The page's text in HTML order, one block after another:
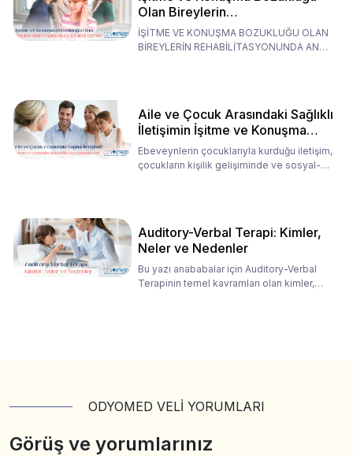
Olan Bireylerin
Rehabilitasyonunda Ana
Babaların Tutumları
İŞİTME VE KONUŞMA BOZUKLUĞU OLAN
BİREYLERİN REHABİLİTASYONUNDA ANA
Aile ve Çocuk Arasındaki Sağlıklı
İletişimin İşitme ve Konuşma
Rehabilitasyonundaki Rolü
Ebeveynlerin çocuklarıyla kurduğu iletişim,
çocukların kişilik gelişiminde ve sosyal-
Auditory-Verbal Terapi: Kimler,
Neler ve Nedenler
Bu yazı anababalar için Auditory-Verbal
Terapinin temel kavramları olan kimler,
ODYOMED VELİ YORUMLARI
Görüş ve yorumlarınız